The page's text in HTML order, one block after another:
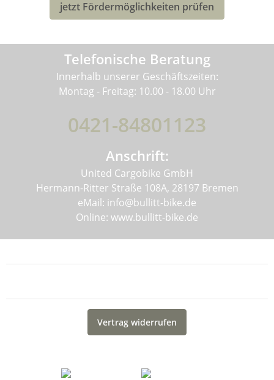
jetzt Fördermöglichkeiten prüfen
Telefonische Beratung
Innerhalb unserer Geschäftszeiten:
Montag - Freitag: 10.00 - 18.00 Uhr
0421-84801123
Anschrift:
United Cargobike GmbH
Hermann-Ritter Straße 108A, 28197 Bremen
eMail: info@bullitt-bike.de
Online: www.bullitt-bike.de
Vertrag widerrufen